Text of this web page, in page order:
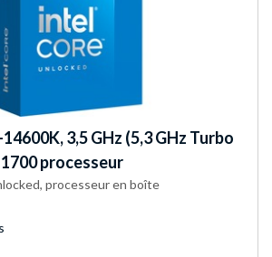
3,5 GHz (5,3 GHz Turbo
processeur
processeur en boîte